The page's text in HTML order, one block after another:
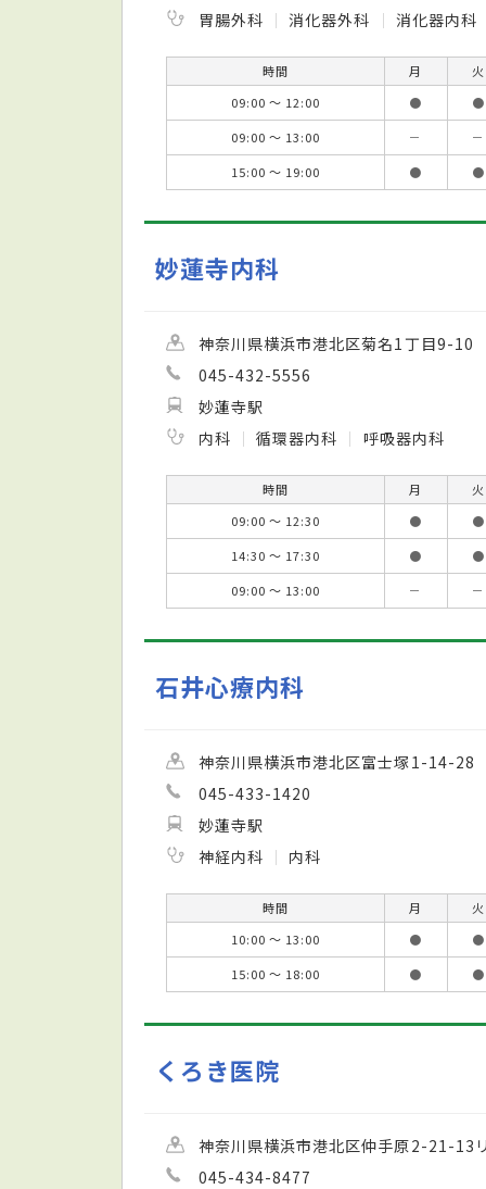
胃腸外科
消化器外科 消化器内科
時間 月 火
09:00 ～ 12:00
● ●
09:00 ～ 13:00
－ －
15:00 ～ 19:00
● ●
妙蓮寺内科
神奈川県横浜市港北区菊名1丁目9-
045-432-5556
妙蓮寺駅
内科
循環器内科 呼吸器内科
時間 月 火
09:00 ～ 12:30
● ●
14:30 ～ 17:30
● ●
09:00 ～ 13:00
－ －
石井心療内科
神奈川県横浜市港北区富士塚1-14-28
045-433-1420
妙蓮寺駅
神経内科
内科
時間 月 火
10:00 ～ 13:00
● ●
15:00 ～ 18:00
● ●
くろき医院
神奈川県横浜市港北区仲手原2-21-13
045-434-8477